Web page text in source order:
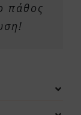
πάθος